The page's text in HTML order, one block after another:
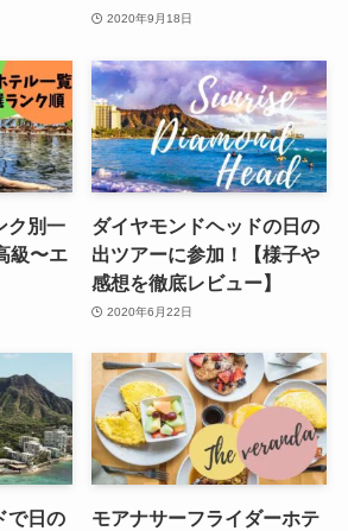
2020年9月18日
ク別一
級〜エ
ダイヤモンドヘッドの日の
出ツアーに参加！【様子や
感想を徹底レビュー】
2020年6月22日
で日の
モアナサーフライダーホテ